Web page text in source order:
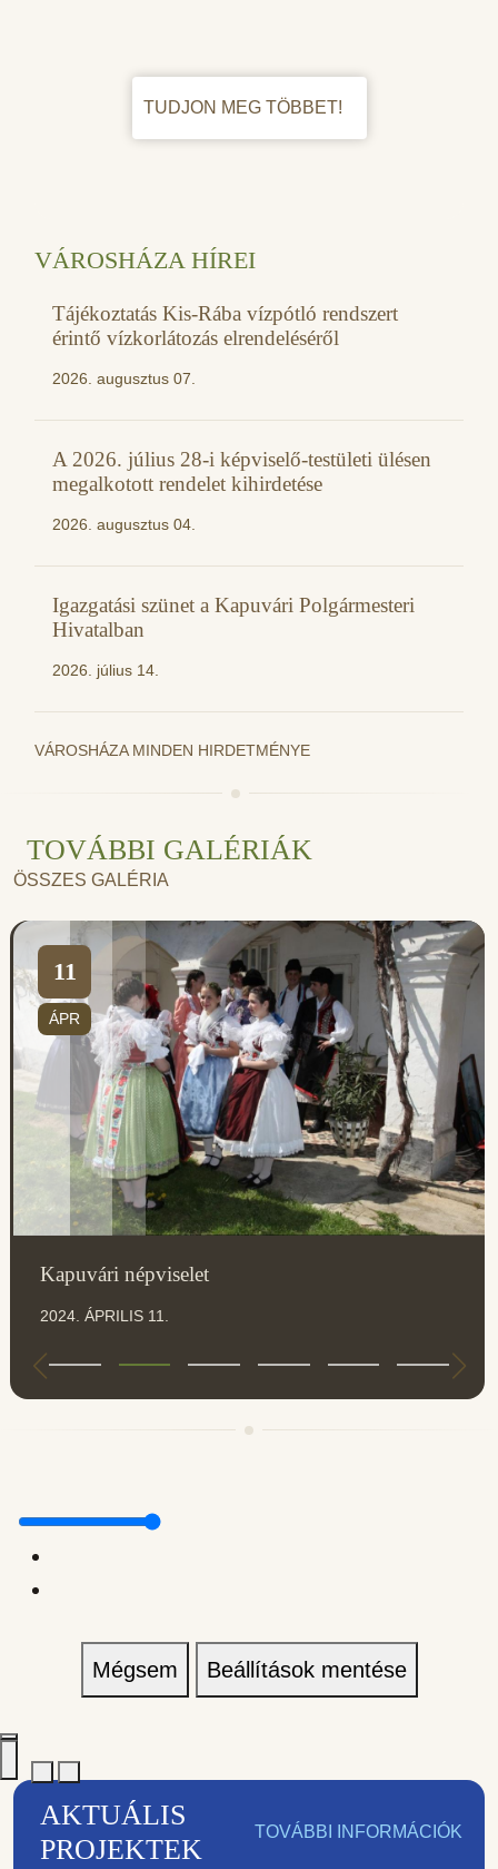
TUDJON MEG TÖBBET!
VÁROSHÁZA HÍREI
Tájékoztatás Kis-Rába vízpótló rendszert
érintő vízkorlátozás elrendeléséről
2026. augusztus 07.
A 2026. július 28-i képviselő-testületi ülésen
megalkotott rendelet kihirdetése
2026. augusztus 04.
Igazgatási szünet a Kapuvári Polgármesteri
Hivatalban
2026. július 14.
VÁROSHÁZA MINDEN HIRDETMÉNYE
TOVÁBBI GALÉRIÁK
ÖSSZES GALÉRIA
11
ÁPR
Kapuvári népviselet
2024. ÁPRILIS 11.
Mégsem Beállítások mentése
AKTUÁLIS
PROJEKTEK
TOVÁBBI INFORMÁCIÓK